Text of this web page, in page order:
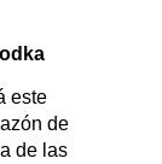
este
de
de las